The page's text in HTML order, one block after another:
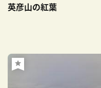
英彦山の紅葉